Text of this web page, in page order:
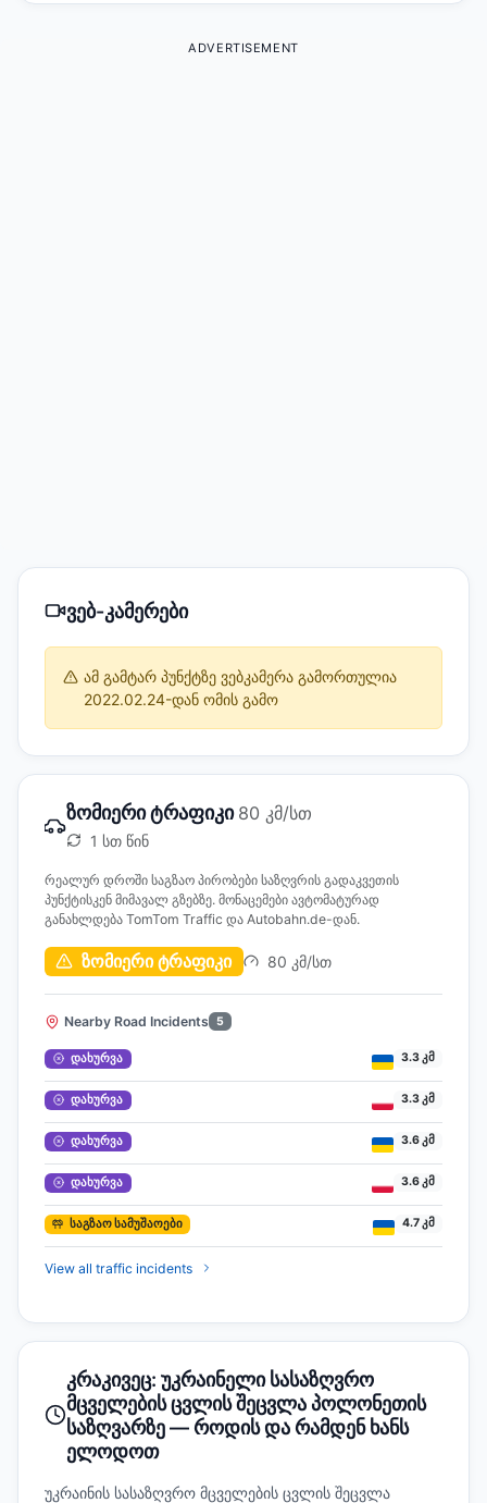
ADVERTISEMENT
ვებ-კამერები
ამ გამტარ პუნქტზე ვებკამერა გამორთულია
2022.02.24-დან ომის გამო
ზომიერი ტრაფიკი 80 კმ/სთ
1 სთ წინ
რეალურ დროში საგზაო პირობები საზღვრის გადაკვეთის
პუნქტისკენ მიმავალ გზებზე. მონაცემები ავტომატურად
განახლდება TomTom Traffic და Autobahn.de-დან.
ზომიერი ტრაფიკი 80 კმ/სთ
Nearby Road Incidents 5
დახურვა 3.3 კმ
დახურვა 3.3 კმ
დახურვა 3.6 კმ
დახურვა 3.6 კმ
საგზაო სამუშაოები 4.7 კმ
View all traffic incidents
კრაკივეც: უკრაინელი სასაზღვრო
მცველების ცვლის შეცვლა პოლონეთის
საზღვარზე — როდის და რამდენ ხანს
ელოდოთ
უკრაინის სასაზღვრო მცველების ცვლის შეცვლა